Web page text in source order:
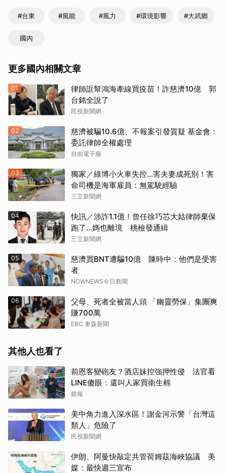
#台東 #風能 #風力 #環境影響 #大武鄉
國內
更多國內相關文章
01
律師誆幫鴻海牽線買疫苗！詐慈濟10億 郭
台銘全說了
民視新聞網
02
慈濟被騙10.6億、不報案引發質疑 基金會：
委託律師全權處理
自由電子報
03
獨家／綠博小火車失控…害夫妻成死別！害
命司機是海軍雇員：無駕駛經驗
三立新聞網
04
快訊／涉詐1.1億！曾任徐巧芯大姑律師棄保
跑了…媽也離境 桃檢發通緝
三立新聞網
05
慈濟買BNT遭騙10億 陳時中：他們是受害
者
NOWNEWS今日新聞
06
父母、死者全被當人頭 「幽靈勞保」集團爽
賺700萬
EBC 東森新聞
其他人也看了
前恩客變砲友？酒店妹控強押性侵 法官看
LINE傻眼：還叫人家買衛生棉
鏡報
美中角力進入深水區！謝金河示警「台灣這
類人」危險了
民視新聞網
伊朗、阿曼快敲定共管荷姆茲海峽協議 美
媒：最快週三宣布